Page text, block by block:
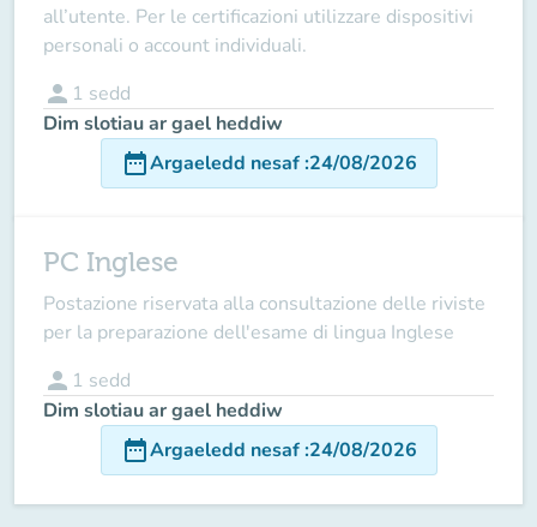
all’utente. Per le certificazioni utilizzare dispositivi
personali o account individuali.
person 1 sedd
Dim slotiau ar gael heddiw
date_rangeArgaeledd nesaf:24/08/2026
PC Inglese
Postazione riservata alla consultazione delle riviste
per la preparazione dell'esame di lingua Inglese
person 1 sedd
Dim slotiau ar gael heddiw
date_rangeArgaeledd nesaf:24/08/2026